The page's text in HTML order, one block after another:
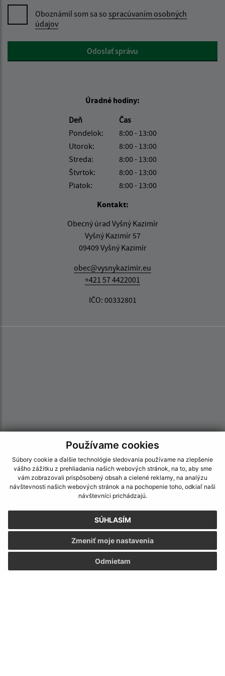
Používame cookies
Súbory cookie a ďalšie technológie sledovania používame na zlepšenie
vášho zážitku z prehliadania našich webových stránok, na to, aby sme
vám zobrazovali prispôsobený obsah a cielené reklamy, na analýzu
návštevnosti našich webových stránok a na pochopenie toho, odkiaľ naši
návštevníci prichádzajú.
SÚHLASÍM
Odmietam
Zmeniť moje nastavenia
Oboznámil som sa so spracúvaním osobných
údajov
Google reCaptcha ResponseOdoslať správu
Úradné hodiny:
Deň
Čas
Pondelok:
8:00 - 13:00
Utorok:
8:00 - 13:00
Streda:
8:00 - 13:00
Štvrtok:
8:00 - 13:00
Piatok:
8:00 - 13:00
Kontakt:
Obecný úrad Vyšný Kazimír
Vyšný Kazimír 57
09409 Vyšný Kazimír
obec@vysnykazimir.eu
+421 57 4422001
IČO: 00332801
Informácie o stránke:
Vyhlásenie o prístupnosti
Autorské práva
Ochrana osobných údajov
Navigácia:
Vytlačiť aktuálnu stránku